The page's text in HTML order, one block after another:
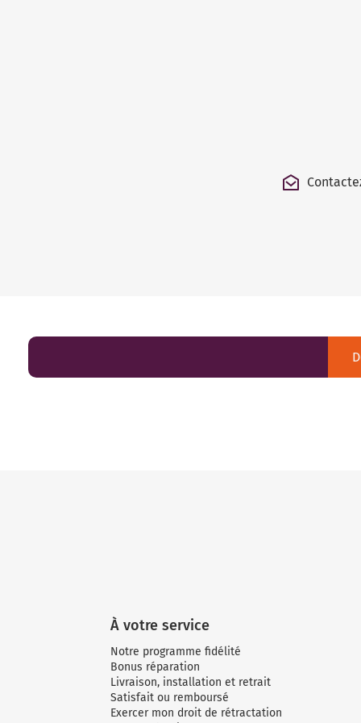
À votre service
Notre programme fidélité
Bonus réparation
Livraison, installation et retrait
Satisfait ou remboursé
Exercer mon droit de rétractation